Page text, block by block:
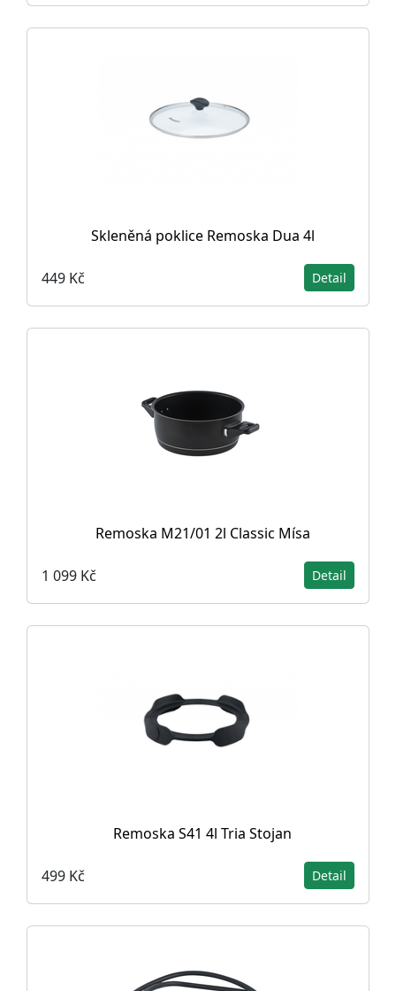
Skleněná poklice Remoska Dua 4l
449 Kč Detail
Remoska M21/01 2l Classic Mísa
1 099 Kč Detail
Remoska S41 4l Tria Stojan
499 Kč Detail